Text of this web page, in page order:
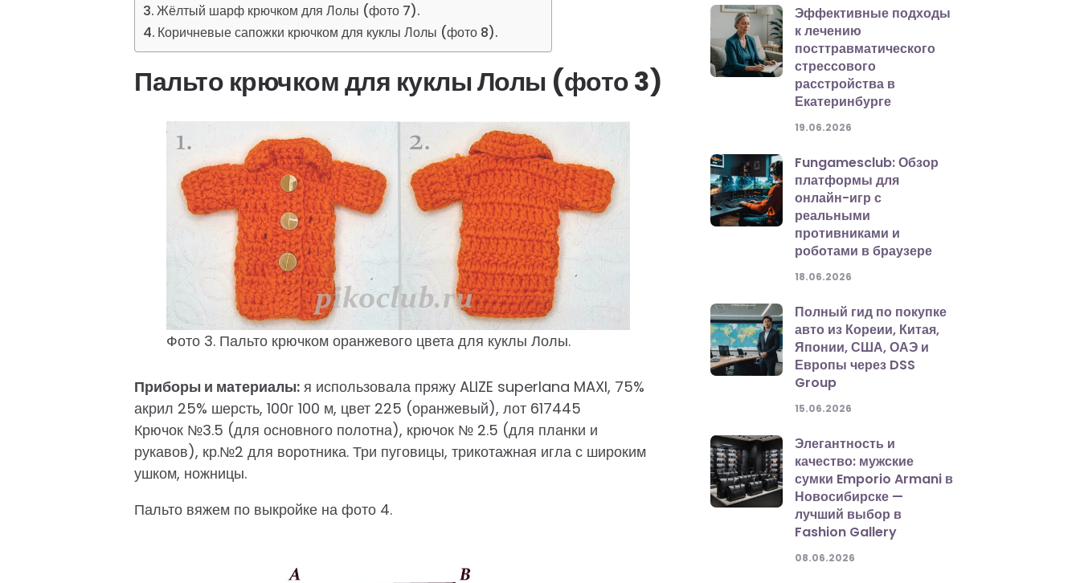
Жёлтый шарф крючком для Лолы (фото 7).
Коричневые сапожки крючком для куклы Лолы (фото 8).
Пальто крючком для куклы Лолы (фото 3)
Фото 3. Пальто крючком оранжевого цвета для куклы Лолы.
Приборы и материалы: я использовала пряжу ALIZE superlana MAXI, 75%
акрил 25% шерсть, 100г 100 м, цвет 225 (оранжевый), лот 617445
Крючок №3.5 (для основного полотна), крючок № 2.5 (для планки и
рукавов), кр.№2 для воротника. Три пуговицы, трикотажная игла с широким
ушком, ножницы.
Пальто вяжем по выкройке на фото 4.
Эффективные подходы
к лечению
посттравматического
стрессового
расстройства в
Екатеринбурге
19.06.2026
Fungamesclub: Обзор
платформы для
онлайн-игр с
реальными
противниками и
роботами в браузере
18.06.2026
Полный гид по покупке
авто из Кореии, Китая,
Японии, США, ОАЭ и
Европы через DSS
Group
15.06.2026
Элегантность и
качество: мужские
сумки Emporio Armani в
Новосибирске —
лучший выбор в
Fashion Gallery
08.06.2026